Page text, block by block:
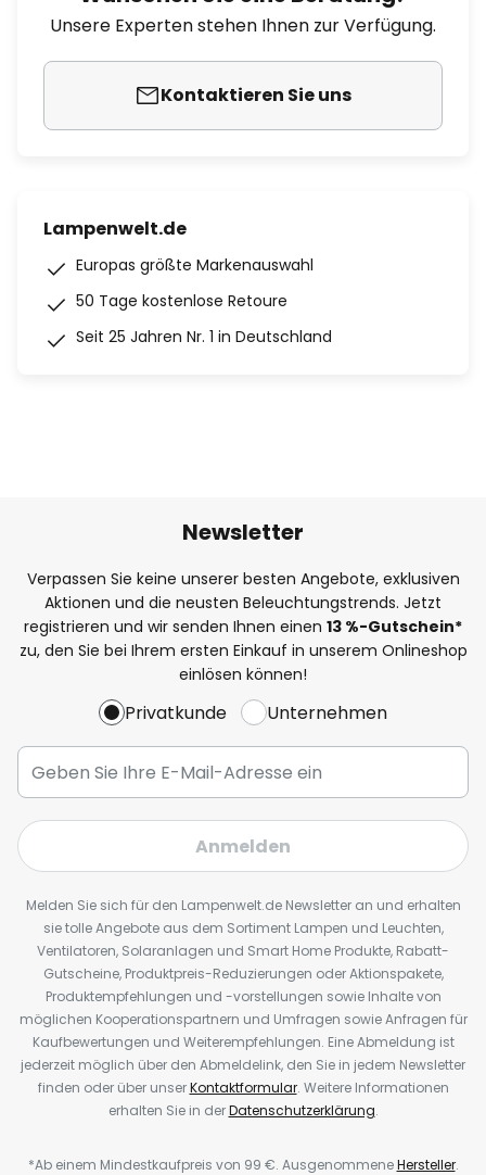
Unsere Experten stehen Ihnen zur Verfügung.
Kontaktieren Sie uns
Lampenwelt.de
Europas größte Markenauswahl
50 Tage kostenlose Retoure
Seit 25 Jahren Nr. 1 in Deutschland
Newsletter
Verpassen Sie keine unserer besten Angebote, exklusiven
Aktionen und die neusten Beleuchtungstrends. Jetzt
registrieren und wir senden Ihnen einen 13 %-Gutschein*
zu, den Sie bei Ihrem ersten Einkauf in unserem Onlineshop
einlösen können!
Privatkunde Unternehmen
Anmelden
Melden Sie sich für den Lampenwelt.de Newsletter an und erhalten
sie tolle Angebote aus dem Sortiment Lampen und Leuchten,
Ventilatoren, Solaranlagen und Smart Home Produkte, Rabatt-
Gutscheine, Produktpreis-Reduzierungen oder Aktionspakete,
Produktempfehlungen und -vorstellungen sowie Inhalte von
möglichen Kooperationspartnern und Umfragen sowie Anfragen für
Kaufbewertungen und Weiterempfehlungen. Eine Abmeldung ist
jederzeit möglich über den Abmeldelink, den Sie in jedem Newsletter
finden oder über unserKontaktformular. Weitere Informationen
erhalten Sie in derDatenschutzerklärung.
*Ab einem Mindestkaufpreis von 99 €. AusgenommeneHersteller.